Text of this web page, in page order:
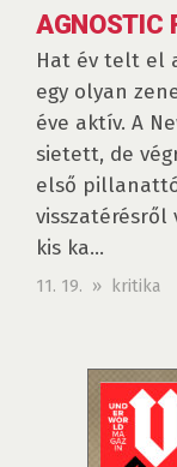
Hat év telt el
egy olyan
éve aktív. A
sietett, de
első
visszatérésről
kis ka...
11. 19. » kritika